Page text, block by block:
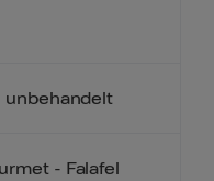
- Falafel